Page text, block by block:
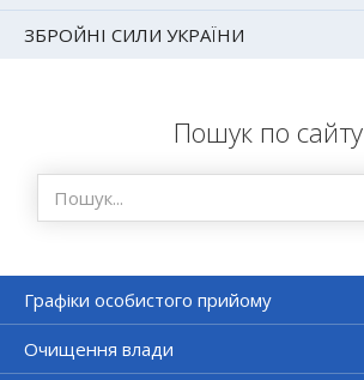
ЗБРОЙНІ СИЛИ УКРАЇНИ
Пошук по сайту
Графіки особистого прийому
Очищення влади